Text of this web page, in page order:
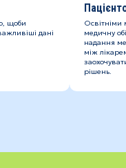
щоби
дані
Освітніми
медичну
надання
між
рішень.